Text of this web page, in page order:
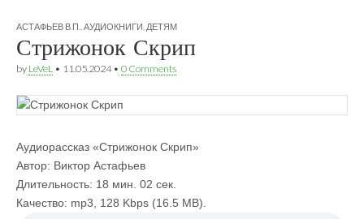
АСТАФЬЕВ В.П. АУДИОКНИГИ ДЕТЯМ
Стрижонок Скрип
by LeVeL • 11.05.2024• 0 Comments
Аудиорассказ «Стрижонок Скрип»
Автор: Виктор Астафьев
Длительность: 18 мин. 02 сек.
Качество: mp3, 128 Kbps (16.5 MB).